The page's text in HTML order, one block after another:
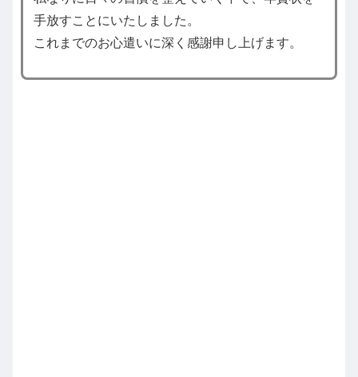
手放すことにいたしました。
これまでのお心遣いに深く感謝申し上げます。